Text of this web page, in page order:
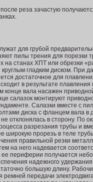
реза зачастую
для грубой
пилы трения для порезки
на станах ХПТ или обрезки
гладким диском. При
достаточное для
в результате
вала насажен
салазок монтируют
Салазки вместе с
диска с фланцем вала в
в сторону. По
разрезания трубы и
широкую прорезь в теле
правильной резки
на него надевается
периферии получается
надежного удержания
большую длину.
передачи